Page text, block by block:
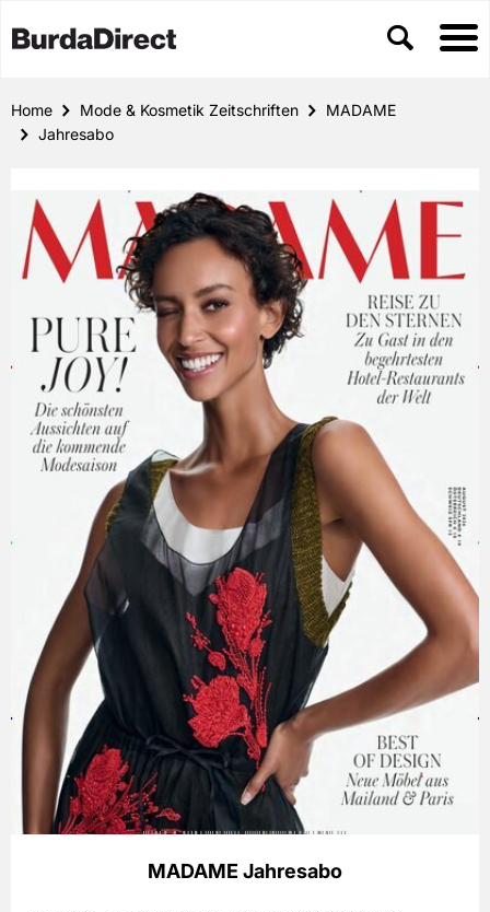
Home Mode & Kosmetik Zeitschriften
MADAME
Jahresabo
MADAME Jahresabo